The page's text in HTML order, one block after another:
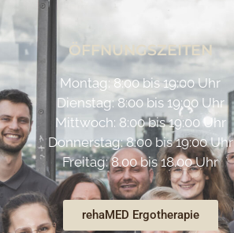
ÖFFNUNGSZEITEN
Montag: 8:00 bis 19:00 Uhr
Dienstag: 8:00 bis 19:00 Uhr
Mittwoch: 8:00 bis 19:00 Uhr
Donnerstag: 8:00 bis 19:00 Uhr
Freitag: 8.00 bis 18.00 Uhr
rehaMED Ergotherapie